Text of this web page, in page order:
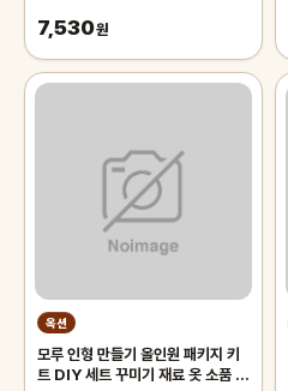
7,530원
옥션
모루 인형 만들기 올인원 패키지 키
트 DIY 세트 꾸미기 재료 옷 소품 키